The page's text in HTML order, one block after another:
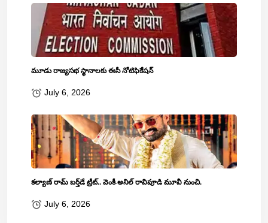
మూడు రాజ్యసభ స్థానాలకు ఈసీ నోటిఫికేషన్
July 6, 2026
కల్యాణ్ రామ్ బ‌ర్త్‌డే ట్రీట్‌.. వెంకీ-అనిల్ రావిపూడి మూవీ నుంచి.
July 6, 2026